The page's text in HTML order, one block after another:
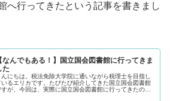
へ行ってきたという記事を書きまし
【なんでもある！】国立国会図書館に行ってきま
た
んにちは。税法免除大学院に通いながら税理士を目指し
いるエリカです。たびたび紹介してきた国立国会図書館
すが、今回は、実際に国立国会図書館に行ってきたの